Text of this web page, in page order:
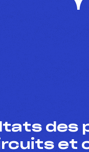
des
et